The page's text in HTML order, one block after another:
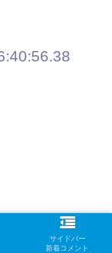
サイドバー
新着コメント